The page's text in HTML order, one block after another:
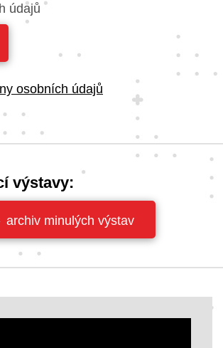
údajů
osobních údajů
výstavy:
archiv minulých výstav